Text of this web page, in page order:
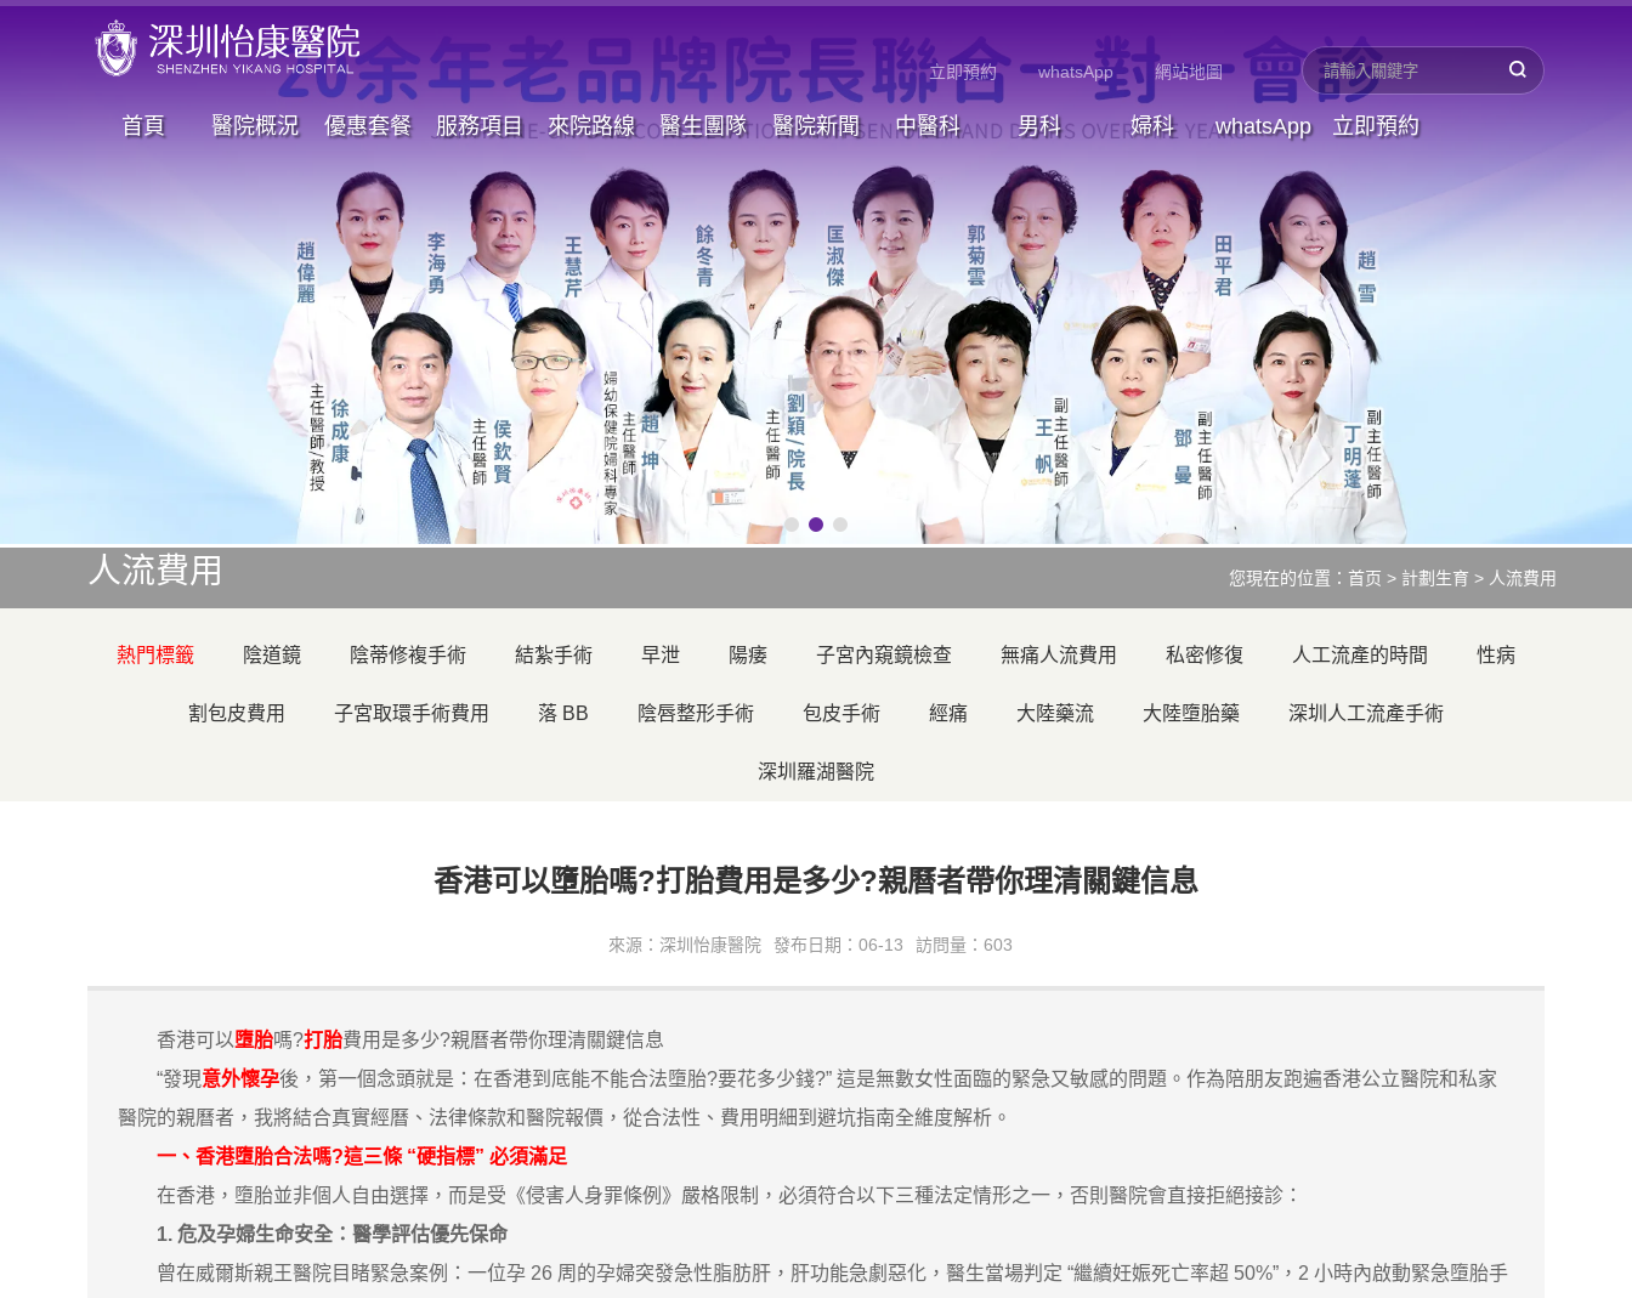
立即預約 whatsApp 網站地圖
首頁 醫院概況 優惠套餐 服務項目 來院路線 醫生團隊 醫院新聞 中醫科 男科 婦科 whatsApp 立即預約
人流費用 您現在的位置： 首页 > 計劃生育 > 人流費用
熱門標籤 陰道鏡 陰蒂修複手術 結紮手術 早泄 陽痿 子宮內窺鏡檢查 無痛人流費用 私密修復 人工流產的時間 性病
割包皮費用 子宮取環手術費用 落 BB 陰唇整形手術 包皮手術 經痛 大陸藥流 大陸墮胎藥 深圳人工流產手術
深圳羅湖醫院
香港可以墮胎嗎?打胎費用是多少?親曆者帶你理清關鍵信息
來源：深圳怡康醫院 發布日期：06-13 訪問量：603
香港可以墮胎嗎?打胎費用是多少?親曆者帶你理清關鍵信息
“發現意外懷孕後，第一個念頭就是：在香港到底能不能合法墮胎?要花多少錢?” 這是無數女性面臨的緊急又敏感的問題。作為陪朋友跑遍香港公立醫院和私家
醫院的親曆者，我將結合真實經曆、法律條款和醫院報價，從合法性、費用明細到避坑指南全維度解析。
一、香港墮胎合法嗎?這三條 “硬指標” 必須滿足
在香港，墮胎並非個人自由選擇，而是受《侵害人身罪條例》嚴格限制，必須符合以下三種法定情形之一，否則醫院會直接拒絕接診：
1. 危及孕婦生命安全：醫學評估優先保命
曾在威爾斯親王醫院目睹緊急案例：一位孕 26 周的孕婦突發急性脂肪肝，肝功能急劇惡化，醫生當場判定 “繼續妊娠死亡率超 50%”，2 小時內啟動緊急墮胎手